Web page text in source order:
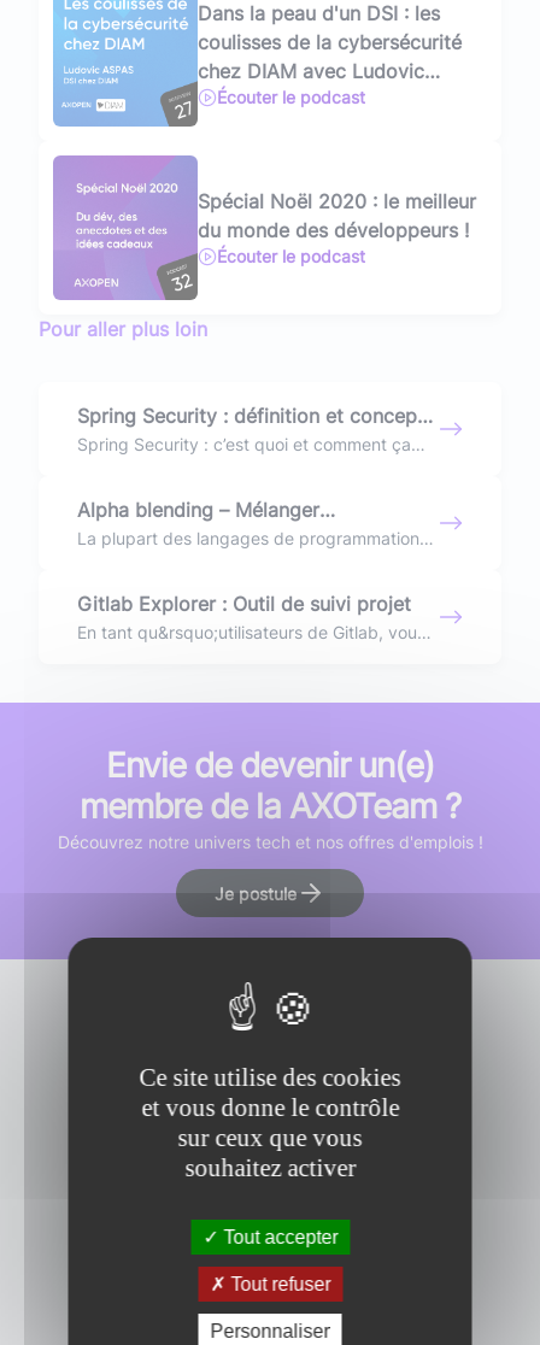
Dans la peau d'un DSI : les
coulisses de la cybersécurité
chez DIAM avec Ludovic
ASPAS
Écouter le podcast
Spécial Noël 2020 : le meilleur
du monde des développeurs !
Écouter le podcast
Pour aller plus loin
Spring Security : définition et concepts
fondamentaux
Spring Security : c’est quoi et comment ça
Alpha blending – Mélanger
programmatiquement des couleurs
La plupart des langages de programmation
une matrice d&rsquo;octets
Gitlab Explorer : Outil de suivi projet
En tant qu&rsquo;utilisateurs de Gitlab, vous
expérience utilisateur comme la possibilité de
etc&#8230;
Envie de devenir un(e)
membre de la AXOTeam ?
Découvrez notre univers tech et nos offres d'emplois !
Je postule
Ce site utilise des cookies
et vous donne le contrôle
sur ceux que vous
souhaitez activer
Tout accepter
Tout refuser
Personnaliser